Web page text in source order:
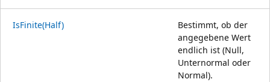
IsFinite(Half)
Bestimmt, ob der
angegebene Wert
endlich ist (Null,
Unternormal oder
Normal).